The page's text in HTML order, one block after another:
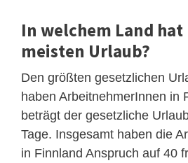
In welchem Land hat
meisten Urlaub?
Den größten gesetzlichen
haben ArbeitnehmerInnen in
beträgt der gesetzliche
Tage. Insgesamt haben die
in Finnland Anspruch auf 40